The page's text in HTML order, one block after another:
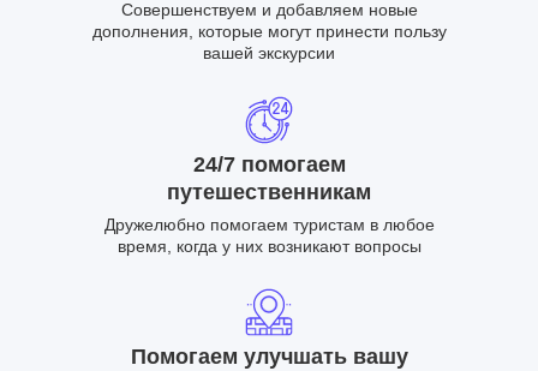
Совершенствуем и добавляем новые
дополнения, которые могут принести пользу
вашей экскурсии
Дружелюбно помогаем туристам в любое
время, когда у них возникают вопросы
24/7 помогаем
путешественникам
Помогаем улучшать вашу